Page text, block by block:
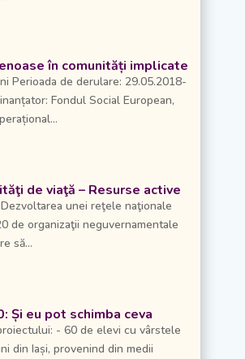
în comunități implicate
Perioada de derulare: 29.05.2018-
Fondul Social European,
de viaţă – Resurse active
unei reţele naţionale
de organizaţii neguvernamentale
să...
Și eu pot schimba ceva
- 60 de elevi cu vârstele
din Iași, provenind din medii